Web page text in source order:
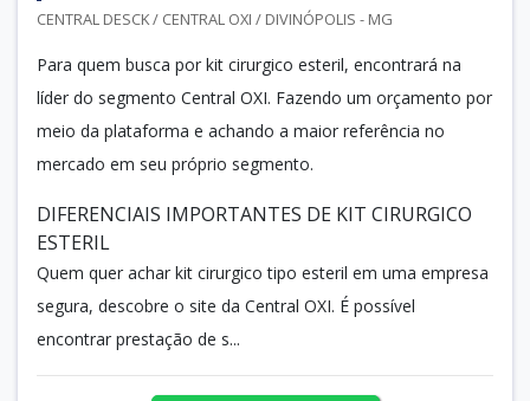
CENTRAL DESCK / CENTRAL OXI / DIVINÓPOLIS - MG
Para quem busca por kit cirurgico esteril, encontrará na
líder do segmento Central OXI. Fazendo um orçamento por
meio da plataforma e achando a maior referência no
mercado em seu próprio segmento.
DIFERENCIAIS IMPORTANTES DE KIT CIRURGICO
ESTERIL
Quem quer achar kit cirurgico tipo esteril em uma empresa
segura, descobre o site da Central OXI. É possível
encontrar prestação de s...